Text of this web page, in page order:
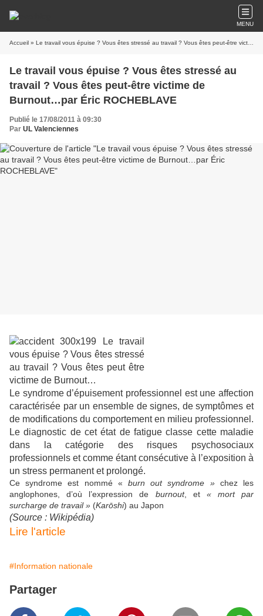
MENU
Accueil » Le travail vous épuise ? Vous êtes stressé au travail ? Vous êtes peut-être victime de Burnout…par Éric ROCHEBLAVE
Le travail vous épuise ? Vous êtes stressé au
travail ? Vous êtes peut-être victime de
Burnout…par Éric ROCHEBLAVE
Publié le 17/08/2011 à 09:30
Par UL Valenciennes
Le syndrome d’épuisement professionnel est une affection
caractérisée par un ensemble de signes, de symptômes et
de modifications du comportement en milieu professionnel.
Le diagnostic de cet état de fatigue classe cette maladie
dans la catégorie des risques psychosociaux
professionnels et comme étant consécutive à l’exposition à
un stress permanent et prolongé.
Ce syndrome est nommé « burn out syndrome »chez les
anglophones, d’où l’expression de burnout, et « mort par
surcharge de travail » (Karōshi) au Japon
(Source : Wikipédia)
Lire l'article
#Information nationale
Partager